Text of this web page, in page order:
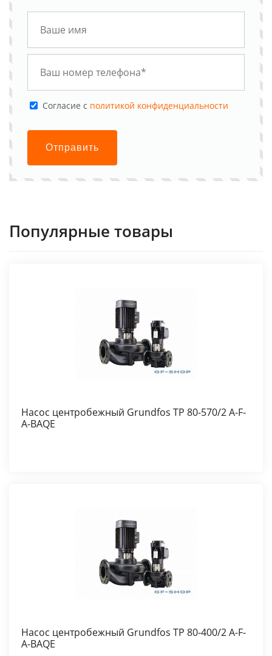
Cогласие с политикой конфиденциальности
Отправить
Популярные товары
Насос центробежный Grundfos TP 80-570/2 A-F-
A-BAQE
Насос центробежный Grundfos TP 80-400/2 A-F-
A-BAQE